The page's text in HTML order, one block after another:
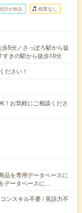
日が休み 残業なし
5分／さっぽろ駅から徒
すきの駅から徒歩10分
ださい！
！お気軽にご相談くださ
品を専用データベースに
データベースに…
ンスキル不要 / 英語力不